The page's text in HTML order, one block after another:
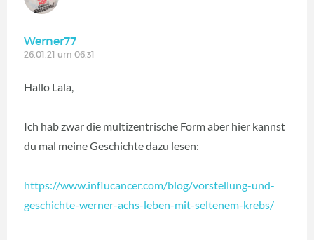
Werner77
26.01.21 um 06:31
Hallo Lala,
Ich hab zwar die multizentrische Form aber hier kannst
du mal meine Geschichte dazu lesen:
https://www.influcancer.com/blog/vorstellung-und-
geschichte-werner-achs-leben-mit-seltenem-krebs/